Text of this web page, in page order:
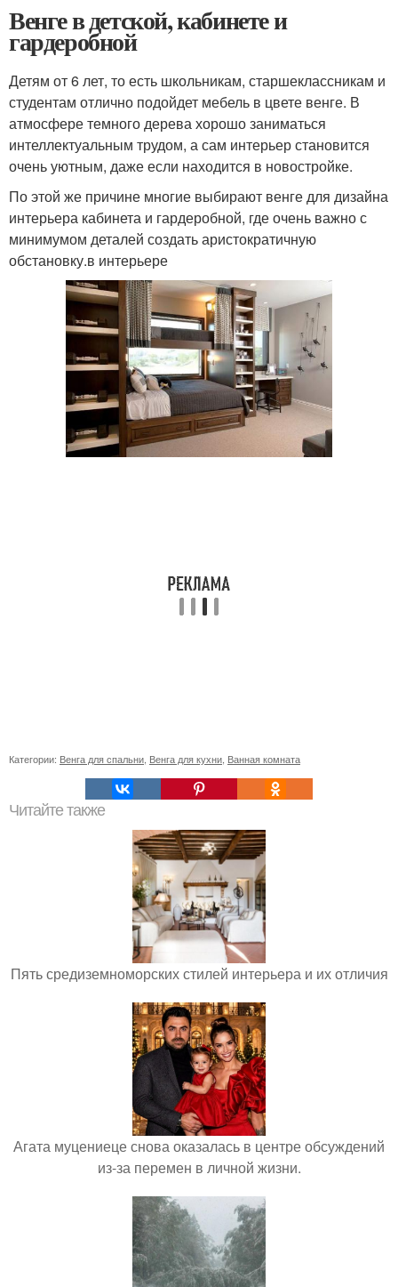
Венге в детской, кабинете и
гардеробной
Детям от 6 лет, то есть школьникам, старшеклассникам и
студентам отлично подойдет мебель в цвете венге. В
атмосфере темного дерева хорошо заниматься
интеллектуальным трудом, а сам интерьер становится
очень уютным, даже если находится в новостройке.
По этой же причине многие выбирают венге для дизайна
интерьера кабинета и гардеробной, где очень важно с
минимумом деталей создать аристократичную
обстановку.в интерьере
Категории: Венга для спальни Венга для кухни Ванная комната
Читайте также
Пять средиземноморских стилей интерьера и их отличия
Агата муцениеце снова оказалась в центре обсуждений
из-за перемен в личной жизни.